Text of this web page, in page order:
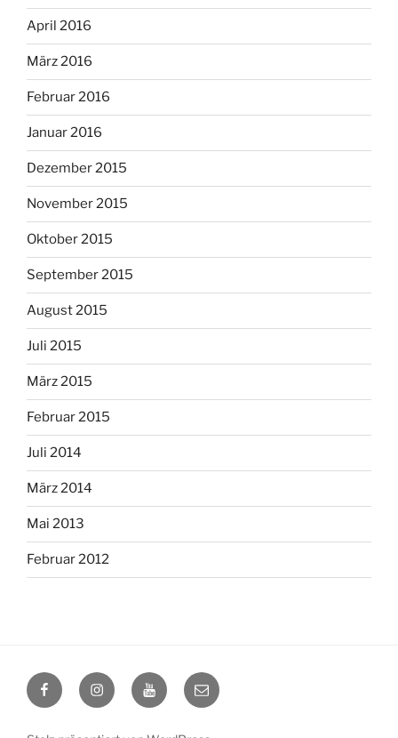
April 2016
März 2016
Februar 2016
Januar 2016
Dezember 2015
November 2015
Oktober 2015
September 2015
August 2015
Juli 2015
März 2015
Februar 2015
Juli 2014
März 2014
Mai 2013
Februar 2012
FacebookInstagramYouTubeMail